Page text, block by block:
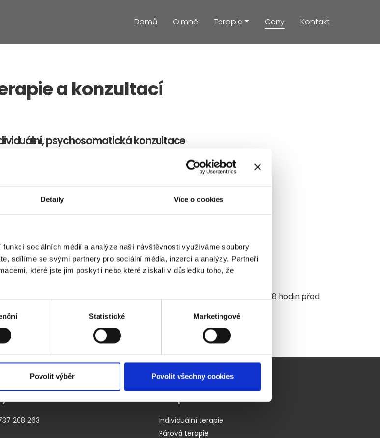
Detaily Více o cookies
sociálních médií a analýze naší návštěvnosti využíváme soubory
sdílíme se svými partnery pro sociální média, inzerci a analýzy. Partneři
které jste jim poskytli nebo které získali v důsledku toho, že
Statistické Marketingové
Povolit výběr Povolit všechny cookies
Domů O mně Terapie Ceny Kontakt
a konzultací
psychosomatická konzultace
párová terapie
1800,- Kč/ 50minut
hodiny – dle objednání.
storno poplatku do 48 hodin před objednaným termínem.
konzultace, jako by tato proběhla, pokud není zrušena minimálně 48 hodin před
208 263
Terapie a konzultace
Individuální terapie
Párová terapie